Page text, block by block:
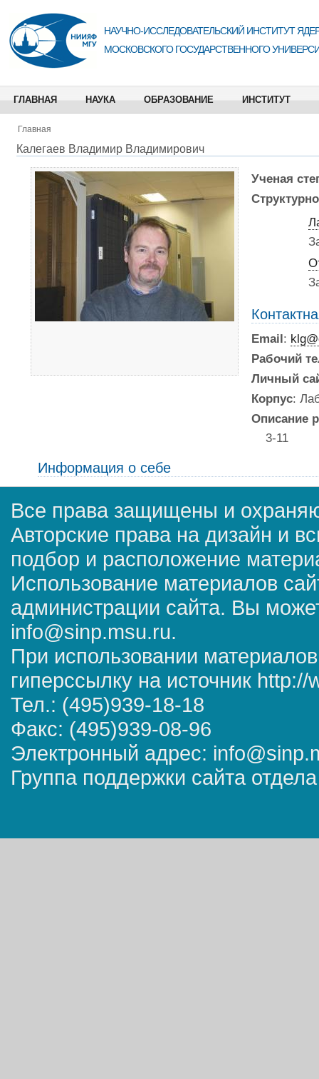
НАУЧНО-ИССЛЕДОВАТЕЛЬСКИЙ ИНСТИТУТ
МОСКОВСКОГО ГОСУДАРСТВЕННОГО
ГЛАВНАЯ НАУКА ОБРАЗОВАНИЕ ИНСТИТУТ
Главная
Калегаев Владимир Владимирович
Ученая
Email:
Рабочий
Личный
Корпус:
Описание
3-11
Информация о себе
Все права защищены и
Авторские права на дизайн и
подбор и расположение
Использование материалов
администрации сайта. Вы
info@sinp.msu.ru.
При использовании
гиперссылку на источник
Тел.: (495)939-18-18
Факс: (495)939-08-96
Электронный адрес:
Группа поддержки сайта